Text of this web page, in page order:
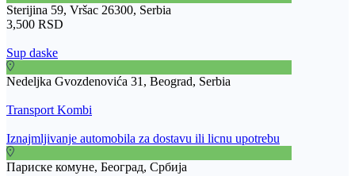
Sterijina 59, Vršac 26300, Serbia
3,500 RSD
Sup daske
Nedeljka Gvozdenovića 31, Beograd, Serbia
Transport Kombi
Iznajmljivanje automobila za dostavu ili licnu upotrebu
Париске комуне, Београд, Србија